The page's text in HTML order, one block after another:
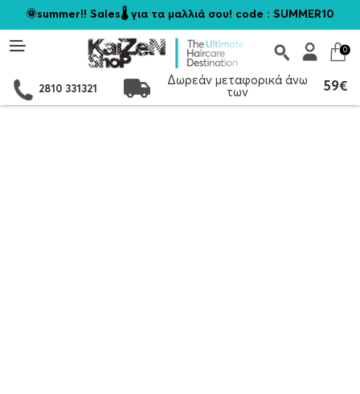
🌞summer!! Sales🌡️ για τα μαλλιά σου! code : SUMMER10
0
2810 331321
Δωρεάν μεταφορικά άνω
των
59€